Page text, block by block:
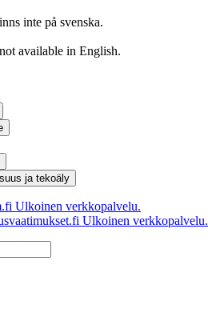
inte på svenska.
available in English.
ja tekoäly
Ulkoinen verkkopalvelu.
Ulkoinen verkkopalvelu.